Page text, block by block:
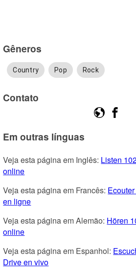
Gêneros
Country Pop Rock
Contato
Em outras línguas
Veja esta página em Inglês: Listen
online
Veja esta página em Francês:
en ligne
Veja esta página em Alemão: Hören
online
Veja esta página em Espanhol:
Drive en vivo